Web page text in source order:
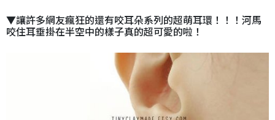
▼讓許多網友瘋狂的還有咬耳朵系列的超萌耳環！！！河馬
咬住耳垂掛在半空中的樣子真的超可愛的啦！